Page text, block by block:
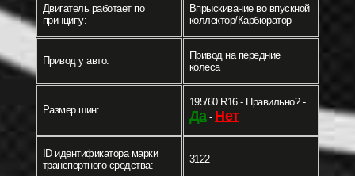
Двигатель работает по
принципу:
Впрыскивание во впускной
коллектор/Карбюратор
Привод у авто:
Привод на передние
колеса
Размер шин:
195/60 R16 - Правильно? -
Да- Нет
ID идентификатора марки
транспортного средства:
3122